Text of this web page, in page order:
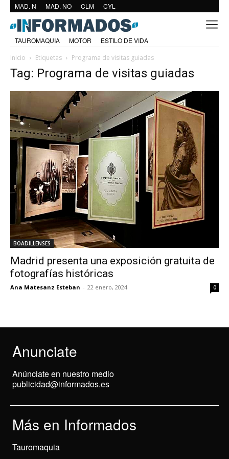
MAD. N MAD. NO CLM CYL
TAUROMAQUIA MOTOR
ESTILO DE VIDA
Inicio
Etiquetas Programa de visitas guiadas
Tag: Programa de visitas guiadas
BOADILLENSES
Madrid presenta una exposición gratuita de
fotografías históricas
Ana Matesanz Esteban - 22 enero, 2024 0
Anunciate
Anúnciate en nuestro medio
publicidad@informados.es
Más en Informados
Tauromaquia